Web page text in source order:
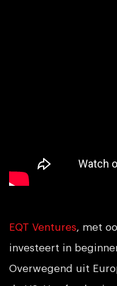
EQT Ventures, met
investeert in
Overwegend uit